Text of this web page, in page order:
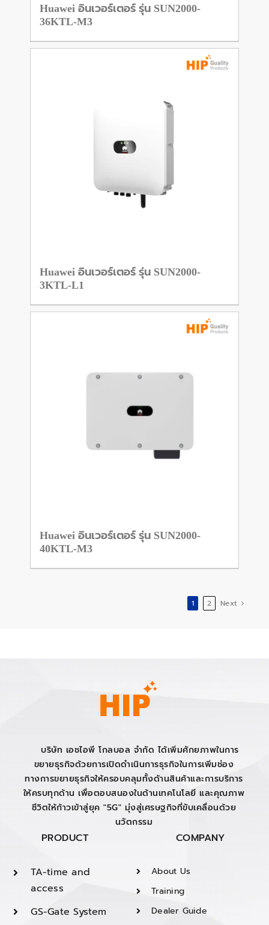
Huawei อินเวอร์เตอร์ รุ่น SUN2000-
36KTL-M3
Huawei อินเวอร์เตอร์ รุ่น SUN2000-
3KTL-L1
Huawei อินเวอร์เตอร์ รุ่น SUN2000-
40KTL-M3
1 2 Next
บริษัท เอชไอพี โกลบอล จำกัด ได้เพิ่มศักยภาพในการ
ขยายธุรกิจด้วยการเปิดดำเนินการธุรกิจในการเพิ่มช่อง
ทางการขยายธุรกิจให้ครอบคลุมทั้งด้านสินค้าและการบริการ
ให้ครบทุกด้าน เพื่อตอบสนองในด้านเทคโนโลยี และคุณภาพ
ชีวิตให้ก้าวเข้าสู่ยุค "5G" มุ่งสู่เศรษฐกิจที่ขับเคลื่อนด้วย
นวัตกรรม
PRODUCT
TA-time and
access
GS-Gate System
COMPANY
About Us
Training
Dealer Guide